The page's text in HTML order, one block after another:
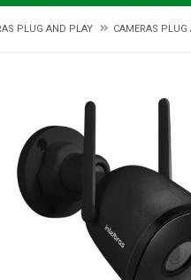
PLUG AND PLAY CAMERAS PLUG